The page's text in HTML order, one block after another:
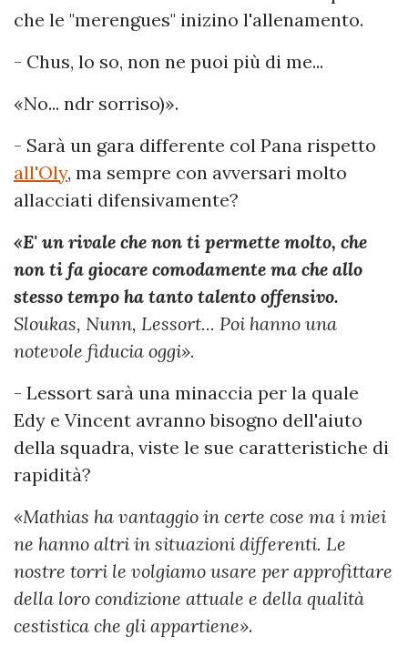
che le "merengues" inizino l'allenamento.
- Chus, lo so, non ne puoi più di me...
«No... ndr sorriso)».
- Sarà un gara differente col Pana rispetto
all'Oly, ma sempre con avversari molto
allacciati difensivamente?
«E' un rivale che non ti permette molto, che
non ti fa giocare comodamente ma che allo
stesso tempo ha tanto talento offensivo.
Sloukas, Nunn, Lessort... Poi hanno una
notevole fiducia oggi».
- Lessort sarà una minaccia per la quale
Edy e Vincent avranno bisogno dell'aiuto
della squadra, viste le sue caratteristiche di
rapidità?
«Mathias ha vantaggio in certe cose ma i miei
ne hanno altri in situazioni differenti. Le
nostre torri le volgiamo usare per approfittare
della loro condizione attuale e della qualità
cestistica che gli appartiene».